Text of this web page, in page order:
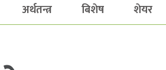
अर्थतन्त्र बिशेष शेयर